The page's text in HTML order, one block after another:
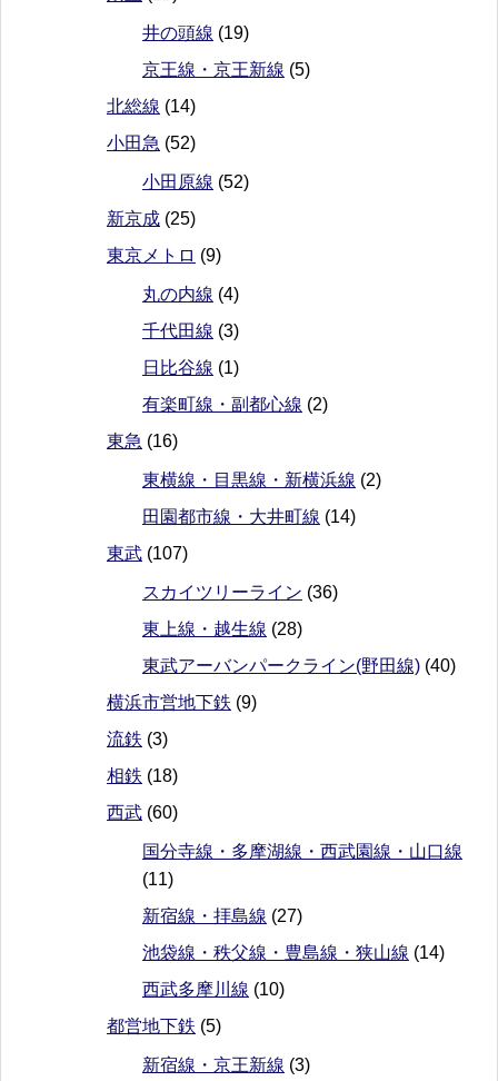
井の頭線 (19)
京王線・京王新線 (5)
北総線 (14)
小田急 (52)
小田原線 (52)
新京成 (25)
東京メトロ (9)
丸の内線 (4)
千代田線 (3)
日比谷線 (1)
有楽町線・副都心線 (2)
東急 (16)
東横線・目黒線・新横浜線 (2)
田園都市線・大井町線 (14)
東武 (107)
スカイツリーライン (36)
東上線・越生線 (28)
東武アーバンパークライン(野田線) (40)
横浜市営地下鉄 (9)
流鉄 (3)
相鉄 (18)
西武 (60)
国分寺線・多摩湖線・西武園線・山口線
(11)
新宿線・拝島線 (27)
池袋線・秩父線・豊島線・狭山線 (14)
西武多摩川線 (10)
都営地下鉄 (5)
新宿線・京王新線 (3)